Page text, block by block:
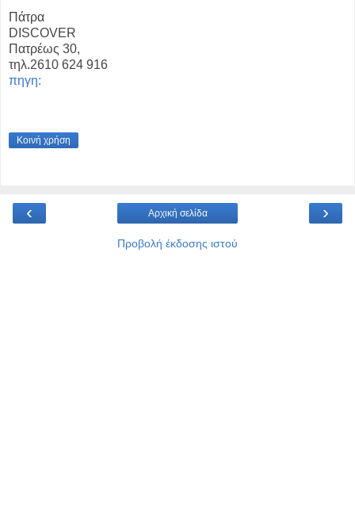
Πάτρα
DISCOVER
Πατρέως 30,
τηλ.2610 624 916
πηγη:
Κοινή χρήση
‹ ›
Αρχική σελίδα
Προβολή έκδοσης ιστού